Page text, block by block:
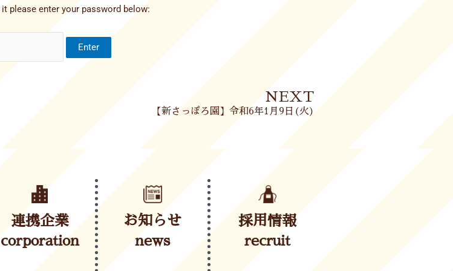
please enter your password below:
NEXT
【新さっぽろ園】令和6年1月9日(火)
連携企業
corporation
お知らせ
news
採用情報
recruit